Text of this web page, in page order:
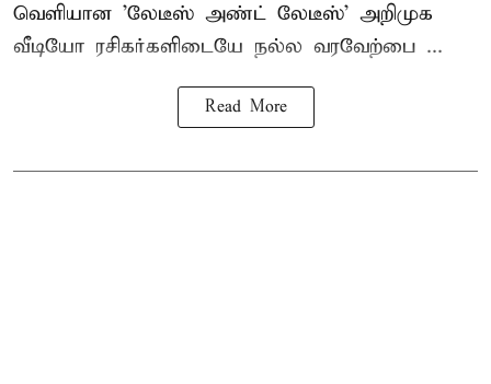
வெளியான 'லேடீஸ் அண்ட் லேடீஸ்' அறிமுக
வீடியோ ரசிகர்களிடையே நல்ல வரவேற்பை ...
Read More